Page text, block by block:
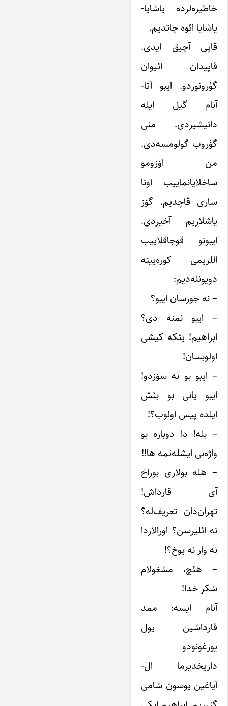
خاطیره‌لرده یاشایا-
یاشایا ائوه چاتدیم.
قاپی آچیق ایدی.
قاپیدان ائیوان
گؤرونوردو. ایبو آتا-
آنام گیل ایله
دانیشیردی. منی
گؤروب گولومسه‌دی.
من اؤزومو
ساخلایانماییب اونا
ساری قاچدیم. گؤز
یاشلاریم آخیردی.
ایبونو قوجاقلاییب
اللریمی کوره‌یینه
دویونله‌دیم:
– نه جورسان ایبو؟
– ایبو نمنه دی؟
ابراهیم! یئکه کیشی
اولوبسان!
– ایبو بو نه سؤزدو!
ایبو یانی بو بئش
ایلده پیس اولوب؟!
– بله! دا دوباره بو
واژه‌نی ایشله‌تمه ها!!
– هله بولاری بوراخ
آی قارداش!
تهران‌دان تعریف‌له؟
نه ائلیرسن؟ اورالاردا
نه وار نه یوخ؟!
– هئچ، مشغولام
شکر خدا!
آنام ایسه: ممد
قارداشین یول
یورغونودو
داریخدیرما ال-
آیاغین یوسون شامی